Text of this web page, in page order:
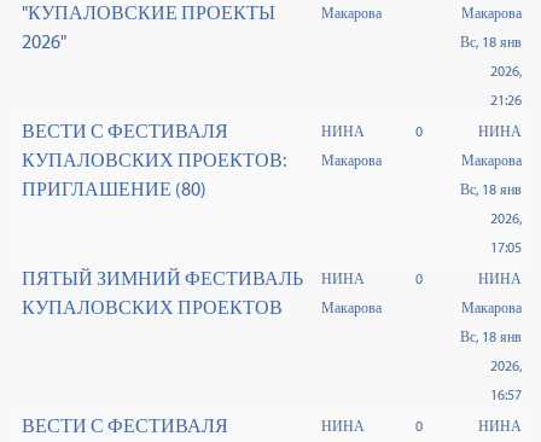
"КУПАЛОВСКИЕ ПРОЕКТЫ
2026"
Макарова
Макарова
Вс, 18 янв
2026,
21:26
ВЕСТИ С ФЕСТИВАЛЯ
КУПАЛОВСКИХ ПРОЕКТОВ:
ПРИГЛАШЕНИЕ (80)
НИНА
Макарова
0
НИНА
Макарова
Вс, 18 янв
2026,
17:05
ПЯТЫЙ ЗИМНИЙ ФЕСТИВАЛЬ
КУПАЛОВСКИХ ПРОЕКТОВ
НИНА
Макарова
0
НИНА
Макарова
Вс, 18 янв
2026,
16:57
ВЕСТИ С ФЕСТИВАЛЯ
НИНА
0
НИНА